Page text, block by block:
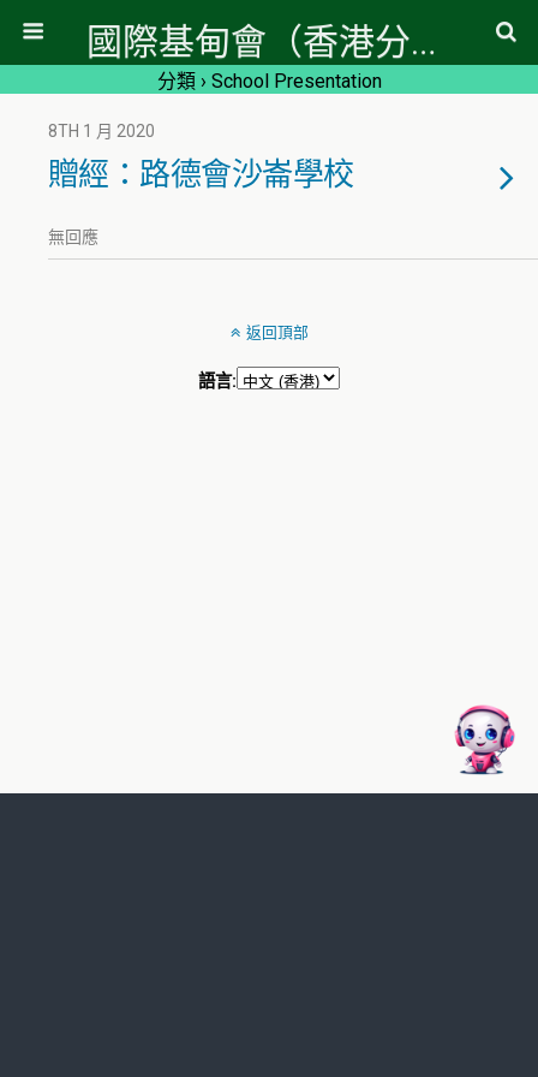
國際基甸會（香港分會）
分類 › School Presentation
8TH 1 月 2020
贈經：路德會沙崙學校
無回應
返回頂部
語言: